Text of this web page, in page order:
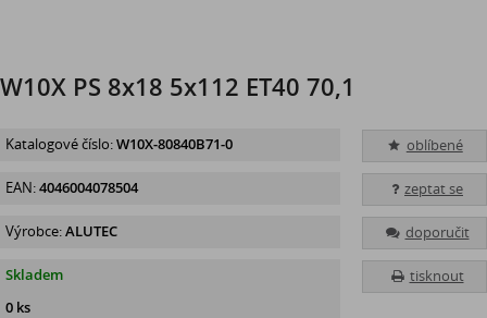
W10X PS 8x18 5x112 ET40 70,1
oblíbené
zeptat se
doporučit
tisknout
Katalogové číslo:W10X-80840B71-0
EAN:4046004078504
Výrobce:ALUTEC
Skladem
0 ks